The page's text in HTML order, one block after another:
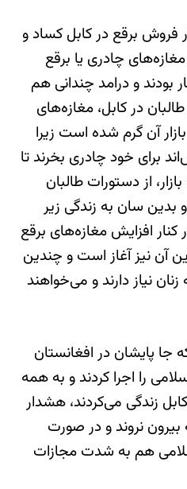
فروش برقع در کابل کساد و
چادری یا برقع
و درامد چندانی هم
در کابل، مغازه‌های
آن گرم شده است زیرا
برای خود چادری بخرند تا
از دستورات طالبان
بدین سان به زندگی‌ زیر
کنار افزایش مغازه‌های برقع
آن نیز آغاز است و چندین
نیاز دارند و می‌خواهند
جا پایشان در افغانستان
را اجرا کردند و به همه
زندگی می‌کردند، هشدار
بیرون نروند و در صورت
هم به شدت مجازات